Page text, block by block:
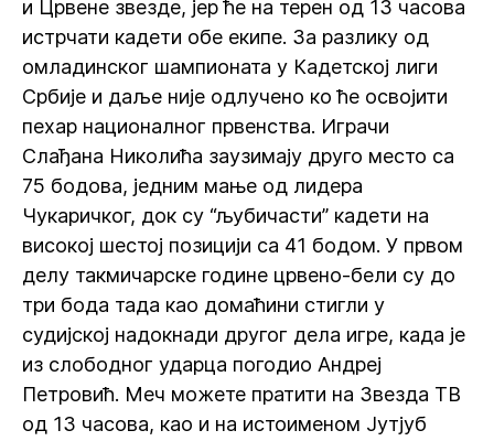
и Црвене звезде, јер ће на терен од 13 часова
истрчати кадети обе екипе. За разлику од
омладинског шампионата у Кадетској лиги
Србије и даље није одлучено ко ће освојити
пехар националног првенства. Играчи
Слађана Николића заузимају друго место са
75 бодова, једним мање од лидера
Чукаричког, док су “љубичасти” кадети на
високој шестој позицији са 41 бодом. У првом
делу такмичарске године црвено-бели су до
три бода тада као домаћини стигли у
судијској надокнади другог дела игре, када је
из слободног ударца погодио Андреј
Петровић. Меч можете пратити на Звезда ТВ
од 13 часова, као и на истоименом Јутјуб